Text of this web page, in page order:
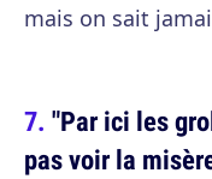
mais on sait
"Par ici les
pas voir la